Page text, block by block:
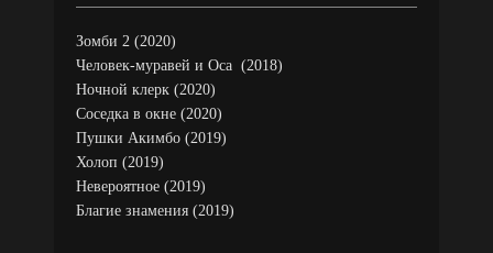
Зомби 2 (2020)
Человек-муравей и Оса (2018)
Ночной клерк (2020)
Соседка в окне (2020)
Пушки Акимбо (2019)
Холоп (2019)
Невероятное (2019)
Благие знамения (2019)